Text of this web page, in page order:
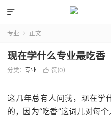

专业  正文
现在学什么专业最吃香
分类： 专业  赞(0)
这几年总有人问我，现在学
的，因为“吃香”这词儿对每